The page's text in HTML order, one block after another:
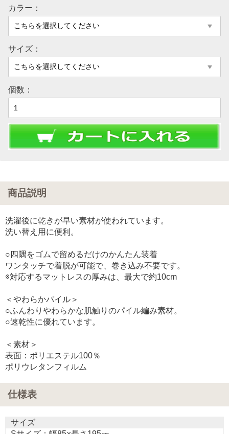
カラー：
サイズ：
個数：
商品説明
洗濯後に乾きが早い素材が使われています。
洗い替え用に便利。
○四隅をゴムで留めるだけのかんたん装着
ワンタッチで着脱が可能で、巻き込み不要です。
※対応するマットレスの厚みは、最大で約10cm
＜やわらかパイル＞
○ふんわりやわらかな肌触りのパイル編み素材。
○速乾性に優れています。
＜素材＞
表面：ポリエステル100％
ポリウレタンフィルム
仕様表
サイズ